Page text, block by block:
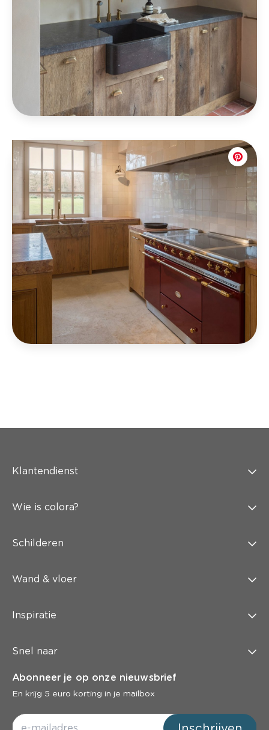
Klantendienst
Wie is colora?
Schilderen
Wand & vloer
Inspiratie
Snel naar
Abonneer je op onze nieuwsbrief
En krijg 5 euro korting in je mailbox